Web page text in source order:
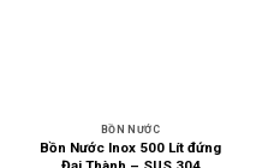
BỒN NƯỚC
Bồn Nước Inox 500 Lít đứng